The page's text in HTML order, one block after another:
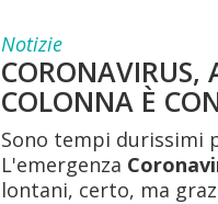
Notizie
CORONAVIRUS,
COLONNA È
Sono tempi durissimi
L'emergenza
lontani, certo, ma